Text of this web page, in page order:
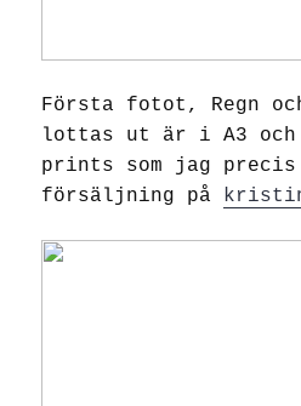
Första fotot, Regn
lottas ut är i A3
prints som jag
försäljning på